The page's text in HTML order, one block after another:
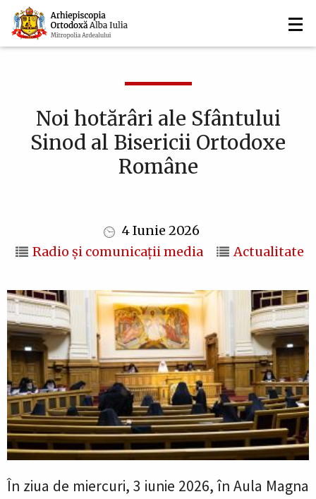
Mergi
la
conţinutul
Navigare
principală
Noi hotărâri ale Sfântului
Sinod al Bisericii Ortodoxe
Române
4 Iunie 2026
Radio și comunicații media
Actualitate
În ziua de miercuri, 3 iunie 2026, în Aula Magna